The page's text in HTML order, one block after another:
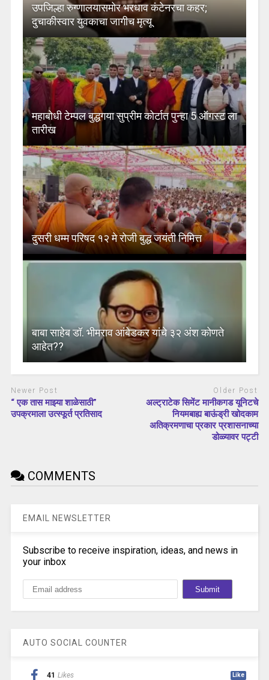
उपजिल्हा रुग्णालयासमोर भरधाव कंटेनरचा कहर;
दुचाकीस्वार युवकाचा जागीच मृत्यू
महाबोधी टेम्पल बुद्धगया सुप्रीम कोर्टात पुन्हा 5 ऑगस्ट ला
तारीख
दुसरी धम्म परिषद १२ मे रोजी बुद्ध जयंती निमित्त
बाबा साहेब डॉ. भीमराव आंबेडकर यांचे ३२ अंश कोणते
आहेत??
Newer Post
“ एक तास माझ्या शाळेसाठी”
उपक्रमाला उत्स्फूर्त प्रतिसाद
Older Post
अल्ट्राटेक सिमेंट मानीकगड यूनिटचे
नियमबाह्य बाऊंड्री खोदकाम
अतिक्रमणाचा प्रकार प्रशासनाच्या
डोळ्यावर पट्टी
COMMENTS
EMAIL NEWSLETTER
Subscribe to receive inspiration, ideas, and news in
your inbox
AUTO SOCIAL COUNTER
41 Likes Like